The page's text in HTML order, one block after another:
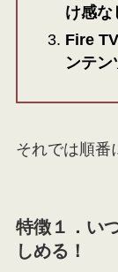
け感な
Fire
ンテン
それでは順番
特徴１． い
しめる！